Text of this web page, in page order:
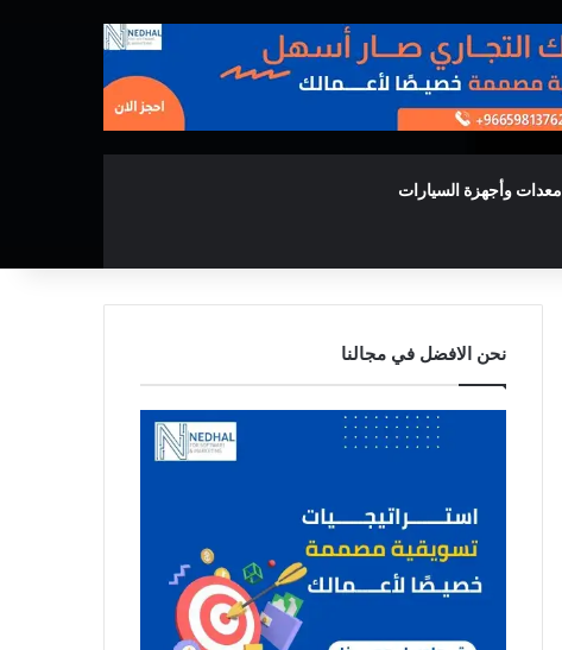
معدات وأجهزة السيارات
نحن الافضل في مجالنا